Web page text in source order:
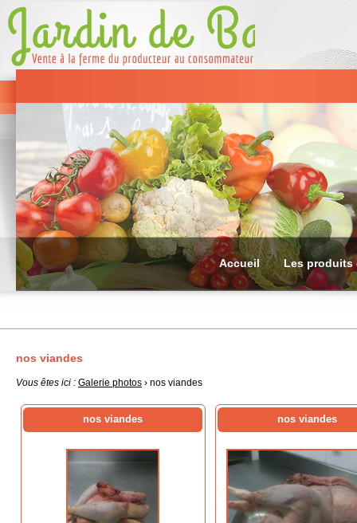
Accueil Les produits
nos viandes
Vous êtes ici : Galerie photos › nos viandes
nos viandes nos viandes